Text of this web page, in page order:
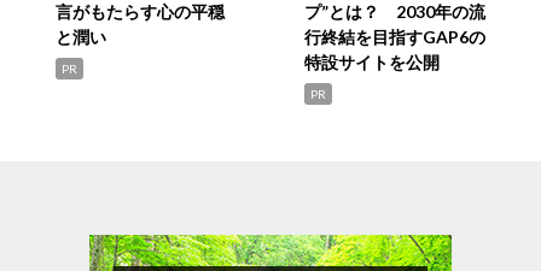
言がもたらす心の平穏
と潤い
PR
プ”とは？ 2030年の流
行終結を目指すGAP6の
特設サイトを公開
PR